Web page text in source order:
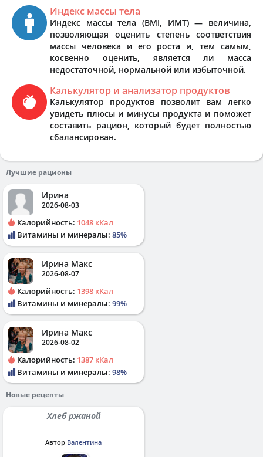
Индекс массы тела
Индекс массы тела (BMI, ИМТ) — величина,
позволяющая оценить степень соответствия
массы человека и его роста и, тем самым,
косвенно оценить, является ли масса
недостаточной, нормальной или избыточной.
Калькулятор и анализатор продуктов
Калькулятор продуктов позволит вам легко
увидеть плюсы и минусы продукта и поможет
составить рацион, который будет полностью
сбалансирован.
Лучшие рационы
Ирина
2026-08-03
Калорийность: 1048 кКал
Витамины и минералы: 85%
Ирина Макс
2026-08-07
Калорийность: 1398 кКал
Витамины и минералы: 99%
Ирина Макс
2026-08-02
Калорийность: 1387 кКал
Витамины и минералы: 98%
Новые рецепты
Хлеб ржаной
Автор Валентина